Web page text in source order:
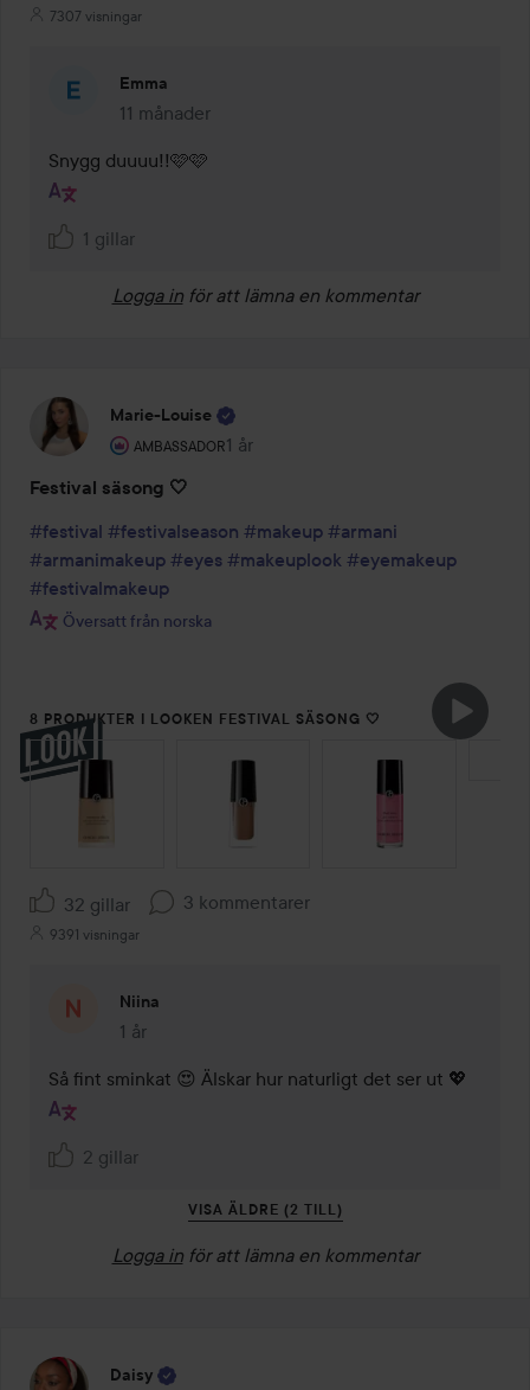
7307 visningar
Emma
11 månader
Kommentaren lades 11 månader
Snygg duuuu!!🩷🩷
1 gillar
Logga in för att lämna en kommentar
Marie-Louise
AMBASSADOR
Användarens roll: Ambassador.
1 år
Inlägget skapades 1 år
Festival säsong 🤍
#festival #festivalseason #makeup #armani
#armanimakeup #eyes #makeuplook #eyemakeup
#festivalmakeup
Översatt från norska
8 PRODUKTER I LOOKEN FESTIVAL SÄSONG 🤍
HOPPA ÖVER SEKTIONEN
32 gillar 3 kommentarer
9391 visningar
Niina
1 år
Kommentaren lades 1 år
Så fint sminkat 😍 Älskar hur naturligt det ser ut 💖
2 gillar
VISA ÄLDRE (2 TILL)
Logga in för att lämna en kommentar
Daisy